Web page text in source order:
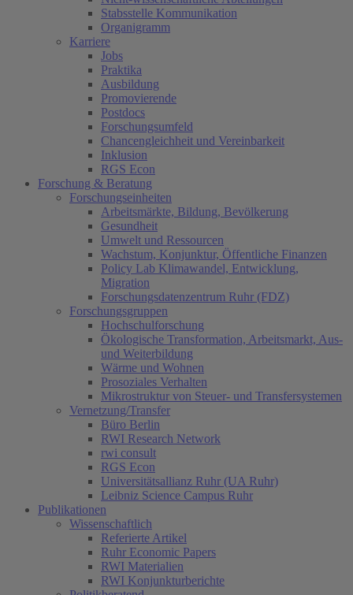
Stabsstelle Kommunikation
Organigramm
Karriere
Jobs
Praktika
Ausbildung
Promovierende
Postdocs
Forschungsumfeld
Chancengleichheit und Vereinbarkeit
Inklusion
RGS Econ
Forschung & Beratung
Forschungseinheiten
Arbeitsmärkte, Bildung, Bevölkerung
Gesundheit
Umwelt und Ressourcen
Wachstum, Konjunktur, Öffentliche Finanzen
Policy Lab Klimawandel, Entwicklung,
Migration
Forschungsdatenzentrum Ruhr (FDZ)
Forschungsgruppen
Hochschulforschung
Ökologische Transformation, Arbeitsmarkt, Aus-
und Weiterbildung
Wärme und Wohnen
Prosoziales Verhalten
Mikrostruktur von Steuer- und Transfersystemen
Vernetzung/Transfer
Büro Berlin
RWI Research Network
rwi consult
RGS Econ
Universitätsallianz Ruhr (UA Ruhr)
Leibniz Science Campus Ruhr
Publikationen
Wissenschaftlich
Referierte Artikel
Ruhr Economic Papers
RWI Materialien
RWI Konjunkturberichte